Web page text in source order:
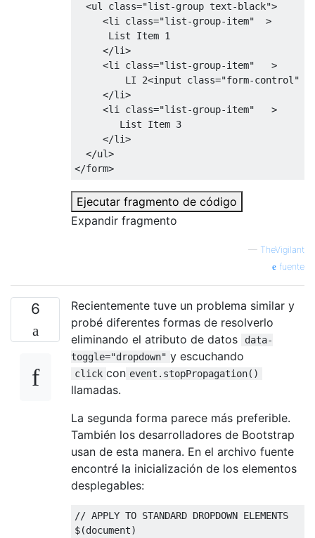
<ul class="list-group text-black">
<li
class="list-group-item"
>
      List Item 1
</li>
<li
class="list-group-item"
>
         LI 2
<input class="form-control"
</li>
<li
class="list-group-item"
>
        List Item 3
</li>
</ul>
</form>
Ejecutar fragmento de código
Expandir fragmento
— TheVigilant
fuente
6
Recientemente tuve un problema similar y
probé diferentes formas de resolverlo
eliminando el atributo de datos
data-
toggle="dropdown" y escuchando
click con event.stopPropagation()
llamadas.
La segunda forma parece más preferible.
También los desarrolladores de Bootstrap
usan de esta manera. En el archivo fuente
encontré la inicialización de los elementos
desplegables:
// APPLY TO STANDARD DROPDOWN ELEMENTS
$(document)